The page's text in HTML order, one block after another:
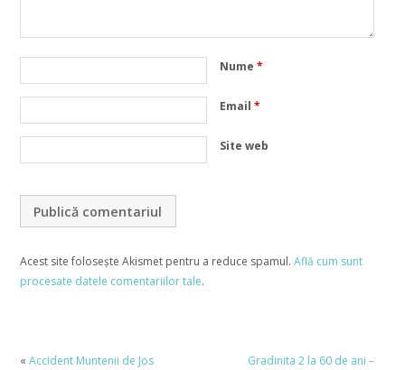
Nume *
Email *
Site web
Acest site folosește Akismet pentru a reduce spamul. Află cum sunt
procesate datele comentariilor tale.
« Accident Muntenii de Jos
Gradinita 2 la 60 de ani –